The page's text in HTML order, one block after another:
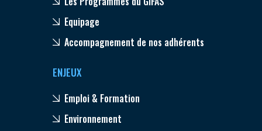
Equipage
Accompagnement de nos adhérents
ENJEUX
Emploi & Formation
Environnement